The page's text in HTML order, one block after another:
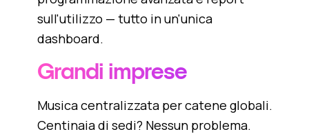
sull'utilizzo — tutto in un'unica
dashboard.
Grandi imprese
Musica centralizzata per catene globali.
Centinaia di sedi? Nessun problema.